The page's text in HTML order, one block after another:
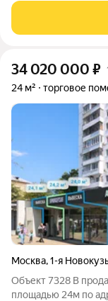
бизнес удобная
«Рязанский проспект»
34 020 000 ₽
24 м² торговое
Москва,1-я
Объект 7328 В
площадью 24м по